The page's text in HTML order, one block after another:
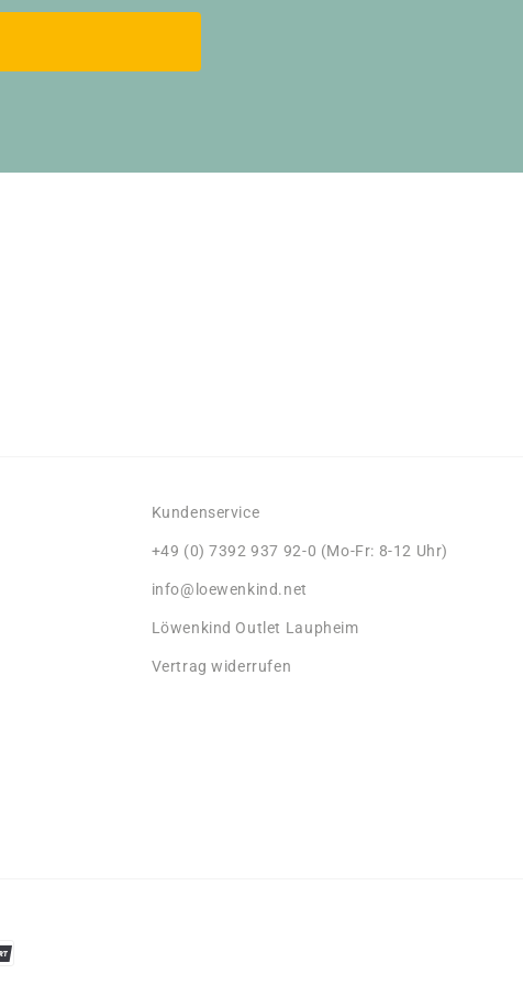
Kundenservice
+49 (0) 7392 937 92-0 (Mo-Fr: 8-12 Uhr)
info@loewenkind.net
Löwenkind Outlet Laupheim
Vertrag widerrufen